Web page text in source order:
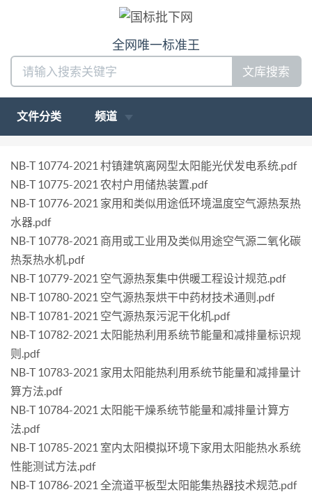
全网唯一标准王
文库搜索
文件分类 频道
NB-T 10774-2021 村镇建筑离网型太阳能光伏发电系统.pdf
NB-T 10775-2021 农村户用储热装置.pdf
NB-T 10776-2021 家用和类似用途低环境温度空气源热泵热
水器.pdf
NB-T 10778-2021 商用或工业用及类似用途空气源二氧化碳
热泵热水机.pdf
NB-T 10779-2021 空气源热泵集中供暖工程设计规范.pdf
NB-T 10780-2021 空气源热泵烘干中药材技术通则.pdf
NB-T 10781-2021 空气源热泵污泥干化机.pdf
NB-T 10782-2021 太阳能热利用系统节能量和减排量标识规
则.pdf
NB-T 10783-2021 家用太阳能热利用系统节能量和减排量计
算方法.pdf
NB-T 10784-2021 太阳能干燥系统节能量和减排量计算方
法.pdf
NB-T 10785-2021 室内太阳模拟环境下家用太阳能热水系统
性能测试方法.pdf
NB-T 10786-2021 全流道平板型太阳能集热器技术规范.pdf